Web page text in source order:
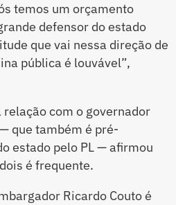
temos um orçamento
defensor do estado
que vai nessa direção de
pública é louvável”,
com o governador
que também é pré-
estado pelo PL — afirmou
é frequente.
Ricardo Couto é